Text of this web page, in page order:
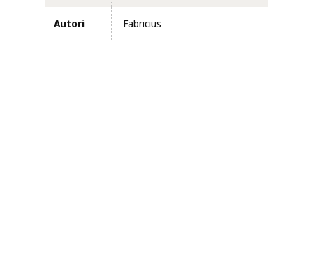
Autori Fabricius